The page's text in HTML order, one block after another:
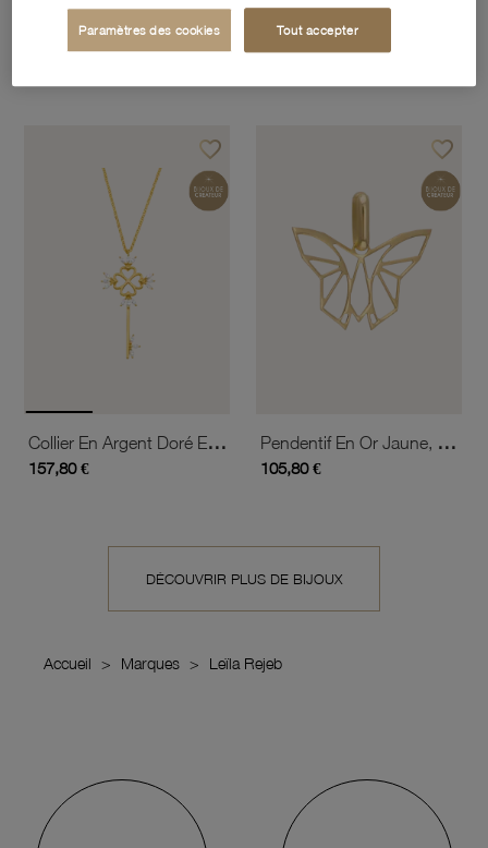
favorite_borderAjouter à vos favoris
Collier En Argent Doré Et Oxydes De Zirconium, Clef
157,80 €
favorite_borderAjouter
Pendentif En Or Jaune, Papillon Ajouré
105,80 €
DÉCOUVRIR PLUS DE BIJOUX
Accueil Marques Leïla Rejeb
Paramètres des cookies Tout accepter